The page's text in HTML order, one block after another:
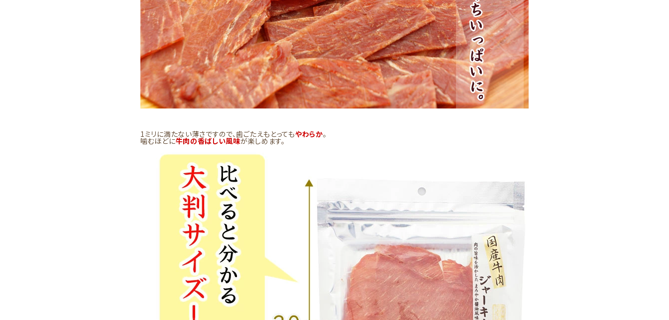
1ミリに満たない薄さですので、歯ごたえもとってもやわらか。
噛むほどに牛肉の香ばしい風味が楽しめます。